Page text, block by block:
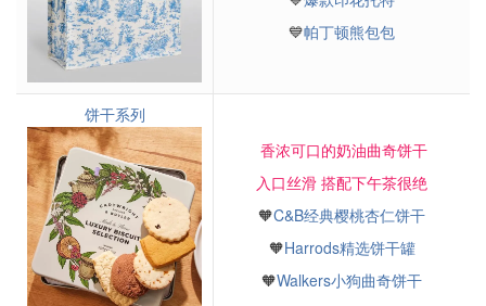
💙帕丁顿熊包包
饼干系列
香浓可口的奶油曲奇饼干
入口丝滑 搭配下午茶很绝
🧡C&B经典樱桃杏仁饼干
🧡Harrods精选饼干罐
🧡Walkers小狗曲奇饼干